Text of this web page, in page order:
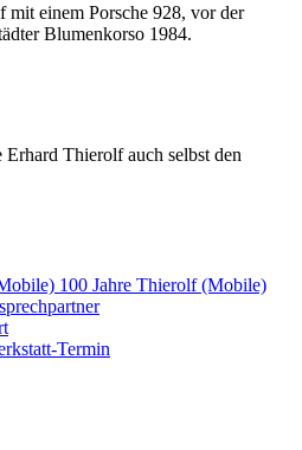
einem Porsche 928, vor der
Blumenkorso 1984.
Erhard Thierolf auch selbst den
100 Jahre Thierolf (Mobile)
Termin